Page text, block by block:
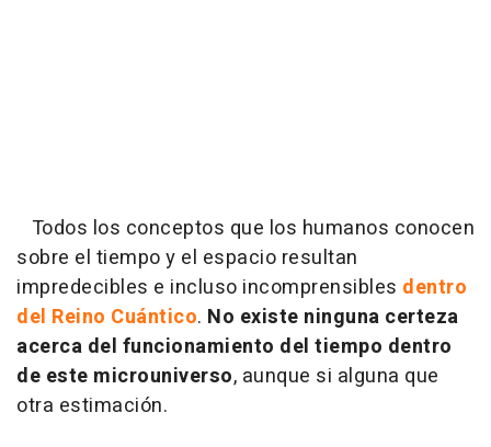
Todos los conceptos que los humanos conocen
sobre el tiempo y el espacio resultan
impredecibles e incluso incomprensibles dentro
del Reino Cuántico. No existe ninguna certeza
acerca del funcionamiento del tiempo dentro
de este microuniverso, aunque si alguna que
otra estimación.